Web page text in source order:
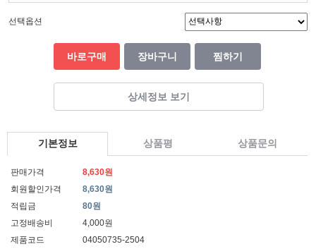
선택옵션
바로구매 장바구니 찜하기
상세정보 보기
기본정보 상품평 상품문의
판매가격
8,630원
회원할인가격
8,630원
적립금
80원
고정배송비
4,000원
제품코드
04050735-2504